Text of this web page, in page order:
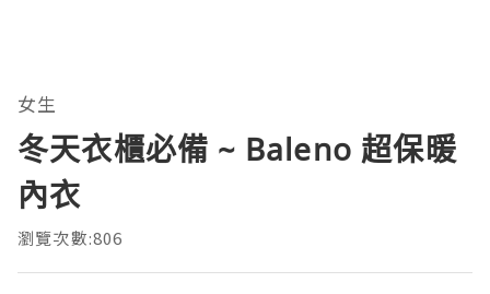
女生
冬天衣櫃必備 ~ Baleno 超保暖
內衣
瀏覽次數:806